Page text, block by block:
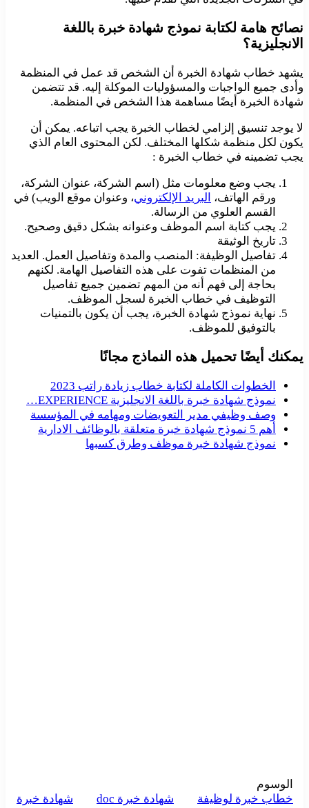
نصائح هامة لكتابة نموذج شهادة خبرة باللغة
الانجليزية؟
يشهد خطاب شهادة الخبرة أن الشخص قد عمل في المنظمة
وأدى جميع الواجبات والمسؤوليات الموكلة إليه. قد تتضمن
شهادة الخبرة أيضًا مساهمة هذا الشخص في المنظمة.
لا يوجد تنسيق إلزامي لخطاب الخبرة يجب اتباعه. يمكن أن
يكون لكل منظمة شكلها المختلف. لكن المحتوى العام الذي
يجب تضمينه في خطاب الخبرة :
يجب وضع معلومات مثل (اسم الشركة، عنوان الشركة،
ورقم الهاتف، البريد الإلكتروني، وعنوان موقع الويب) في
القسم العلوي من الرسالة.
يجب كتابة اسم الموظف وعنوانه بشكل دقيق وصحيح.
تاريخ الوثيقة
تفاصيل الوظيفة: المنصب والمدة وتفاصيل العمل. العديد
من المنظمات تفوت على هذه التفاصيل الهامة. لكنهم
بحاجة إلى فهم أنه من المهم تضمين جميع تفاصيل
التوظيف في خطاب الخبرة لسجل الموظف.
نهاية نموذج شهادة الخبرة، يجب أن يكون بالتمنيات
بالتوفيق للموظف.
يمكنك أيضًا تحميل هذه النماذج مجانًا
الخطوات الكاملة لكتابة خطاب زيادة راتب 2023
نموذج شهادة خبرة باللغة الانجليزية EXPERIENCE…
وصف وظيفي مدير التعويضات ومهامه في المؤسسة
أهم 5 نموذج شهادة خبرة متعلقة بالوظائف الادارية
نموذج شهادة خبرة موظف وطرق كسبها
الوسوم
خطاب خبرة لوظيفة
شهادة خبرة doc
شهادة خبرة